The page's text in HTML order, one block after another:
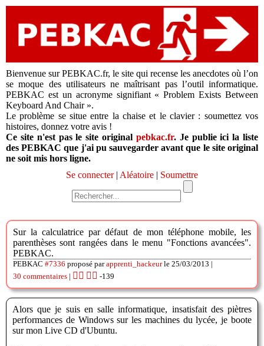
Bienvenue sur PEBKAC.fr, le site qui recense les anecdotes où l’on
se moque des utilisateurs ne maîtrisant pas l’outil informatique.
PEBKAC est un acronyme signifiant « Problem Exists Between
Keyboard And Chair ».
Le problème se situe entre la chaise et le clavier : soumettez vos
histoires, donnez votre avis !
Ce site n'est pas le site original pebkac.fr. Je publie ici la liste
des PEBKAC que j'ai pu sauvegarder avant que le site original
ne soit mis hors ligne.
Se connecter| Aléatoire | Soumettre
Sur la calculatrice par défaut de mon téléphone mobile, les
parenthèses sont rangées dans le menu "Fonctions avancées".
PEBKAC.
PEBKAC #7336 proposé parapprenti_hackeurle 25/03/2013 |
30 commentaires | 👍🏽 👎🏽 -139
Alors que je suis en salle informatique, insatisfait des piètres
performances de Windows sur les machines du lycée, je boote
sur mon Live CD d'Ubuntu.